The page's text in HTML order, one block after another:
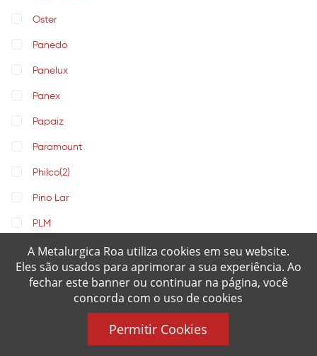
Oster
Panedo
Panelux
Panex
Papaiz
Paramount
Philco(2)
Pino Lar
PLM
PRATIC
A Metalurgica Roa utiliza cookies em seu website.
Eles são usados para aprimorar a sua experiência. Ao
fechar este banner ou continuar na página, você
concorda com o uso de cookies
Permitir Cookies